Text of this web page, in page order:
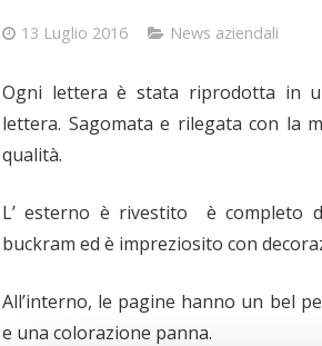
E-Shop
13 Luglio 2016 News aziendali
Ogni lettera è stata riprodotta in
lettera. Sagomata e rilegata con la
qualità.
L’ esterno è rivestito è completo
buckram ed è impreziosito con
All’interno, le pagine hanno un bel
e una colorazione panna.